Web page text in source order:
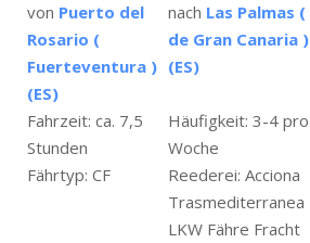
von Puerto del
Rosario (
Fuerteventura )
(ES)
nach Las Palmas (
de Gran Canaria )
(ES)
Fahrzeit: ca. 7,5
Stunden
Häufigkeit: 3-4 pro
Woche
Fährtyp: CF
Reederei: Acciona
Trasmediterranea
LKW Fähre Fracht